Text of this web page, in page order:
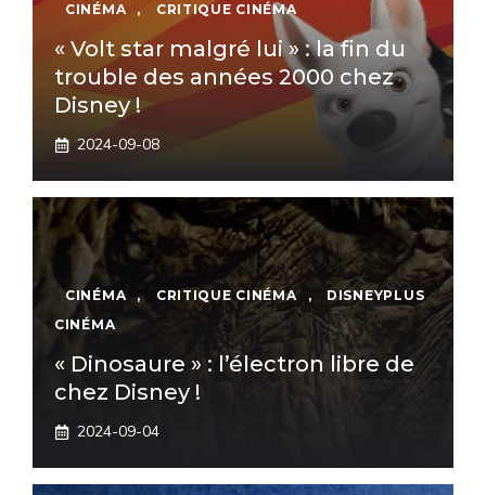
CINÉMA
, CRITIQUE CINÉMA
« Volt star malgré lui » : la fin du
trouble des années 2000 chez
Disney !
2024-09-08
CINÉMA , CRITIQUE CINÉMA ,
DISNEYPLUS
CINÉMA
« Dinosaure » : l’électron libre de
chez Disney !
2024-09-04